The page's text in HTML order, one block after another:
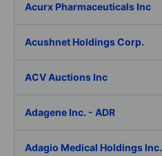
Acurx Pharmaceuticals Inc
Acushnet Holdings Corp.
ACV Auctions Inc
Adagene Inc. - ADR
Adagio Medical Holdings Inc.